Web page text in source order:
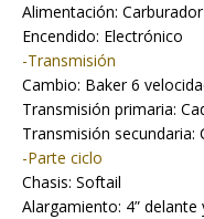
Alimentación:
Encendido: Electrónico
-Transmisión
Cambio: Baker 6
Transmisión primaria:
Transmisión secundaria:
-Parte ciclo
Chasis: Softail
Alargamiento: 4” delante